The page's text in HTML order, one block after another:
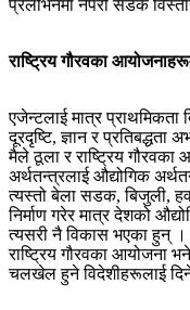
प्रलोभनमा नपरी सडक
राष्ट्रिय गौरवका
एजेन्टलाई मात्र
दूरदृष्टि, ज्ञान र
मैले ठूला र राष्ट्रिय गौरवका
अर्थतन्त्रलाई औद्योगिक
त्यस्तो बेला सडक, बिजुली,
निर्माण गरेर मात्र देशको
त्यसरी नै विकास भएका हुन् ।
राष्ट्रिय गौरवका आयोजना
चलखेल हुने विदेशीहरूलाई